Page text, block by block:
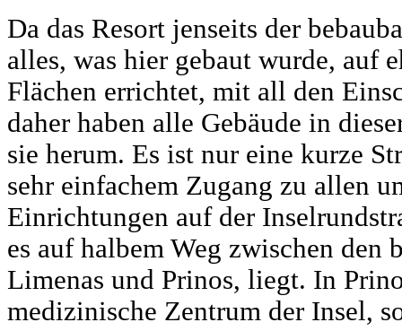
Da das Resort jenseits der
alles, was hier gebaut wurde, auf
Flächen errichtet, mit all den
daher haben alle Gebäude in
sie herum. Es ist nur eine kurze
sehr einfachem Zugang zu allen
Einrichtungen auf der
es auf halbem Weg zwischen den
Limenas und Prinos, liegt. In
medizinische Zentrum der Insel,